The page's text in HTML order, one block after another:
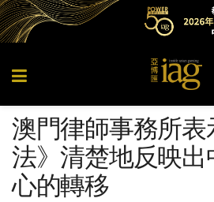
澳門律師事務所
法》清楚地反映
心的轉移